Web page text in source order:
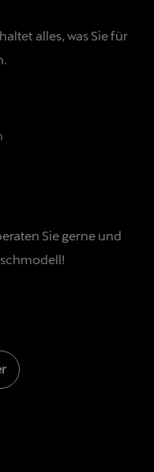
alles, was Sie für
Sie gerne und